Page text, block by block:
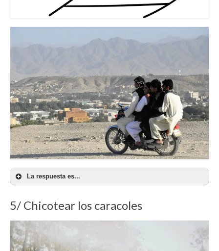
La respuesta es...
efusivamente a todos los Canarios, ¡ qué lejos y
qué cercanos !
5/ Chicotear los caracoles